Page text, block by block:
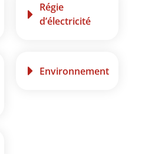
Régie
d’électricité
Environnement